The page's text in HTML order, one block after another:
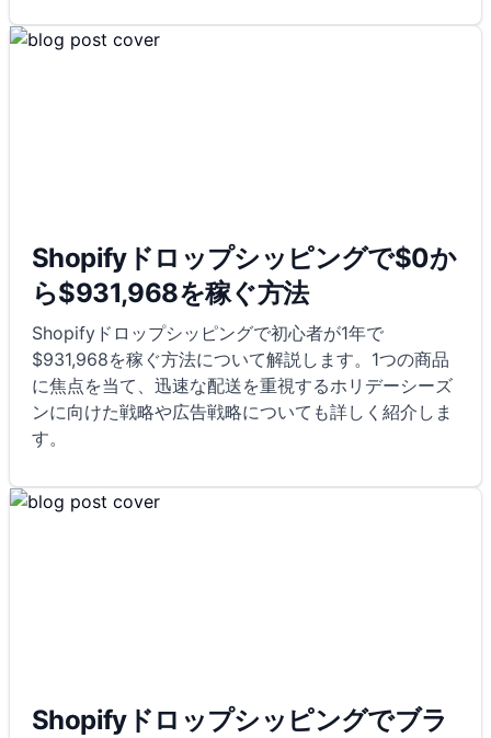
Shopifyドロップシッピングで$0か
ら$931,968を稼ぐ方法
Shopifyドロップシッピングで初心者が1年で
$931,968を稼ぐ方法について解説します。1つの商品
に焦点を当て、迅速な配送を重視するホリデーシーズ
ンに向けた戦略や広告戦略についても詳しく紹介しま
す。
Shopifyドロップシッピングでブラ